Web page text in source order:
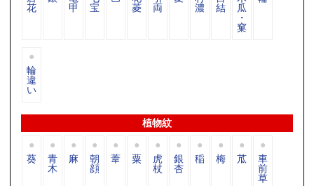
花 甲 宝 菱 両 濃 結 瓜
・
窠
輪
違
い
植物紋
葵 青
木
麻 朝
顔
葦 粟 虎
杖
銀
杏
稲 梅 苽 車
前
草